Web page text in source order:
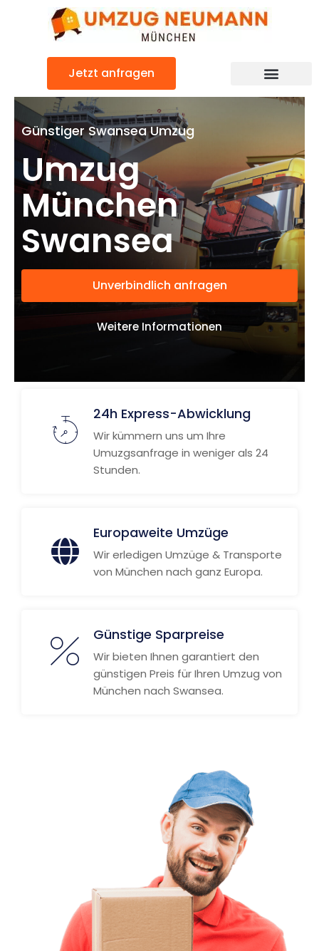
Jetzt anfragen
Günstiger Swansea Umzug
Umzug
München
Swansea
Unverbindlich anfragen
Weitere Informationen
24h Express-Abwicklung
Wir kümmern uns um Ihre
Umuzgsanfrage in weniger als 24
Stunden.
Europaweite Umzüge
Wir erledigen Umzüge & Transporte
von München nach ganz Europa.
Günstige Sparpreise
Wir bieten Ihnen garantiert den
günstigen Preis für Ihren Umzug von
München nach Swansea.